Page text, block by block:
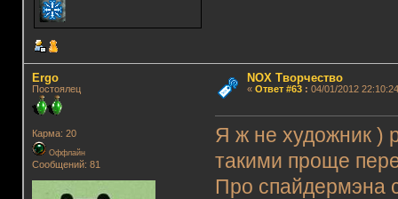
Ergo
Постоялец
Карма: 20
Оффлайн
Сообщений: 81
NOX Творчество
« Ответ #63: 04/01/2012
Я ж не художник )
такими проще
Про спайдермэна